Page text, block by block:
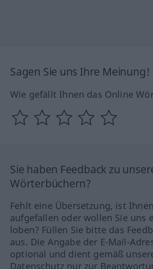
Sagen Sie uns Ihre Meinung!
Wie gefällt Ihnen das Online
Sie haben Feedback zu
Wörterbüchern?
Fehlt eine Übersetzung, ist
aufgefallen oder wollen Sie uns
loben? Füllen Sie bitte das
aus. Die Angabe der E-Mail-
optional und dient gemäß
Datenschutz nur zur